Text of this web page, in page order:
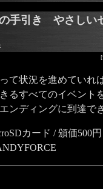
手引き やさしい
[
て状況を進めていれ
るすべてのイベント
ンディングに到達で
カード / 頒価500円